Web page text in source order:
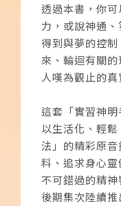
透過本書，你
力，或說神通
得到與夢的控
來、輪迴有關
人嘆為觀止的真
這套「實習神
以生活化、輕
法」的精彩原
料、追求身心靈
不可錯過的精神
後期集次陸續推